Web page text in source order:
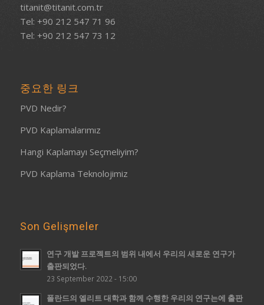
titanit@titanit.com.tr
Tel: +90 212 547 71 96
Tel: +90 212 547 73 12
중요한 링크
PVD Nedir?
PVD Kaplamalarımız
Hangi Kaplamayı Seçmeliyim?
PVD Kaplama Teknolojimiz
Son Gelişmeler
연구 개발 프로젝트의 범위 내에서 우리의 새로운 연구가
출판되었다.
23 September 2022 - 15:00
폴란드의 엘리트 대학과 함께 수행한 우리의 연구는에 출판